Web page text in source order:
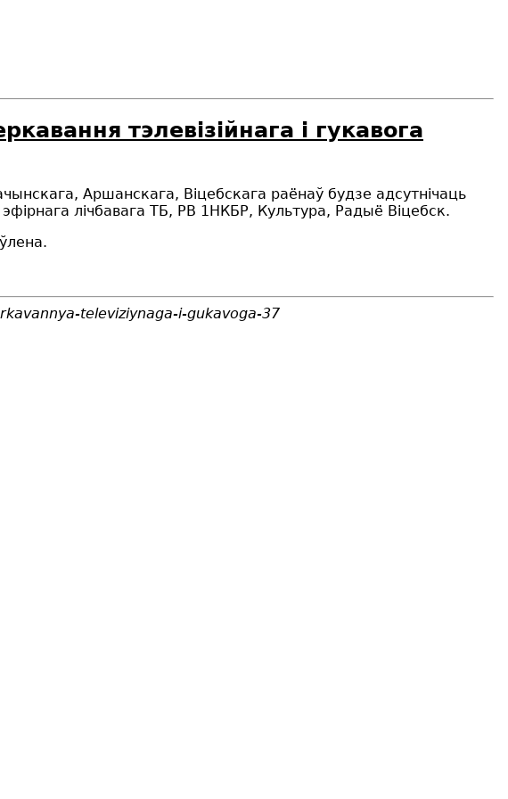
тэлевізійнага і гукавога
Аршанскага, Віцебскага раёнаў будзе адсутнічаць
лічбавага ТБ, РВ 1НКБР, Культура, Радыё Віцебск.
televiziynaga-i-gukavoga-37